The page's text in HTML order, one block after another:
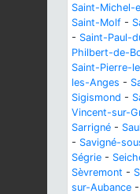
Saint-Michel-
Saint-Molf -
- Saint-Paul-
Philbert-de-
Saint-Pierre-
les-Anges -
Sigismond -
Vincent-sur-
Sarrigné -
- Savigné-
Ségrie -
Sèvremont -
sur-Aubance -